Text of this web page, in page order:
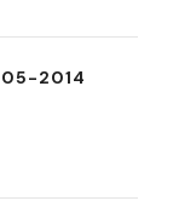
2014